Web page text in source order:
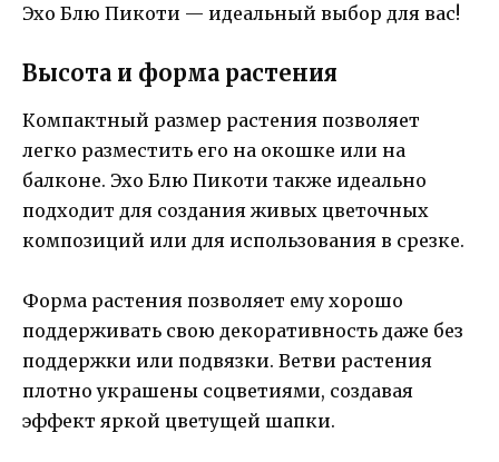
Эхо Блю Пикоти — идеальный выбор для вас!
Высота и форма растения
Компактный размер растения позволяет
легко разместить его на окошке или на
балконе. Эхо Блю Пикоти также идеально
подходит для создания живых цветочных
композиций или для использования в срезке.
Форма растения позволяет ему хорошо
поддерживать свою декоративность даже без
поддержки или подвязки. Ветви растения
плотно украшены соцветиями, создавая
эффект яркой цветущей шапки.